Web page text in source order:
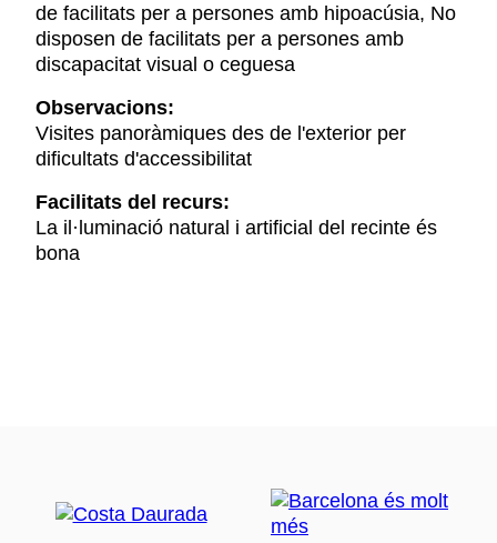
de facilitats per a persones amb hipoacúsia, No
disposen de facilitats per a persones amb
discapacitat visual o ceguesa
Observacions:
Visites panoràmiques des de l'exterior per
dificultats d'accessibilitat
Facilitats del recurs:
La il·luminació natural i artificial del recinte és
bona